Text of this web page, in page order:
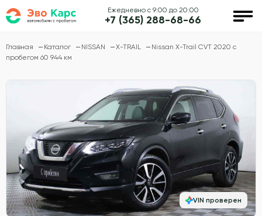
Ежедневно с 9:00 до 20:00
+7 (365) 288-68-66
Главная Каталог NISSAN X-TRAIL
Nissan X-Trail CVT 2020 с
пробегом 60 944 км
VIN проверен